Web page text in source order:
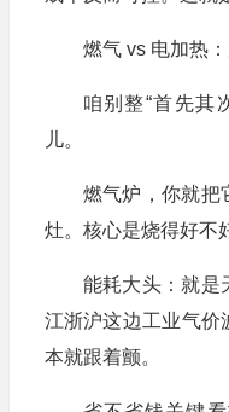
燃气 vs 电加热
咱别整“首先其
儿。
燃气炉，你就把
灶。核心是烧得好不
能耗大头：就是
江浙沪这边工业气价
本就跟着颤。